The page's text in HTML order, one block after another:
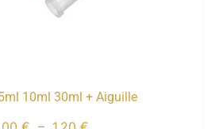
10ml 30ml + Aiguille